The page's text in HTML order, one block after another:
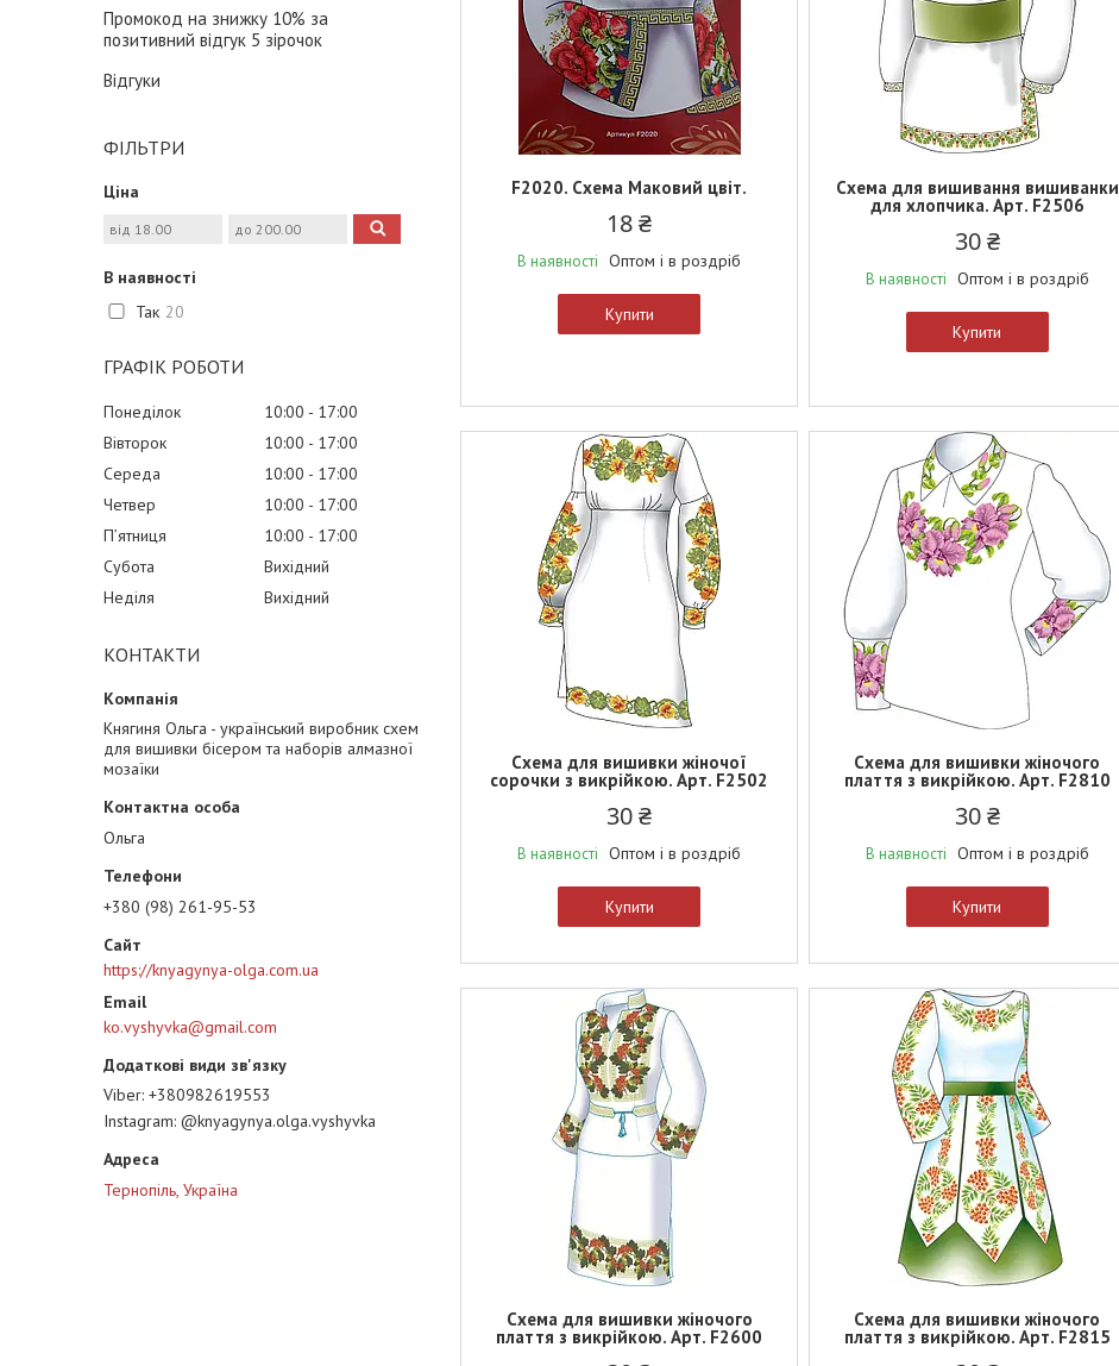
Промокод на знижку 10% за
позитивний відгук 5 зірочок
Відгуки
ФІЛЬТРИ
Ціна
В наявності
Так 20
ГРАФІК РОБОТИ
Понеділок 10:00
17:00
Вівторок
10:00
17:00
Середа
10:00
17:00
Четвер
10:00
17:00
Пʼятниця
10:00
17:00
Субота
Вихідний
Неділя
Вихідний
КОНТАКТИ
Княгиня Ольга - український виробник схем
для вишивки бісером та наборів алмазної
мозаїки
Ольга
+380 (98) 261-95-53
https://knyagynya-olga.com.ua
ko.vyshyvka@gmail.com
Viber +380982619553
Instagram @knyagynya.olga.vyshyvka
Тернопіль, Україна
F2020. Схема Маковий цвіт.
18 ₴
В наявності Оптом і в роздріб
Купити
Схема для вишивання вишиванки
для хлопчика. Арт. F2506
30 ₴
В наявності Оптом і в роздріб
Купити
Схема для вишивки жіночої
сорочки з викрійкою. Арт. F2502
30 ₴
В наявності Оптом і в роздріб
Купити
Схема для вишивки жіночого
плаття з викрійкою. Арт. F2810
30 ₴
В наявності Оптом і в роздріб
Купити
Схема для вишивки жіночого
плаття з викрійкою. Арт. F2600
Схема для вишивки жіночого
плаття з викрійкою. Арт. F2815